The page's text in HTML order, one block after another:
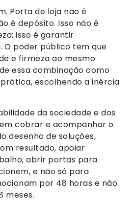
Porta de loja não é
é depósito. Isso não é
isso é garantir
O poder público tem que
e firmeza ao mesmo
essa combinação como
escolhendo a inércia
da sociedade e dos
cobrar e acompanhar o
desenho de soluções,
resultado, apoiar
abrir portas para
e não só para
por 48 horas e não
meses.